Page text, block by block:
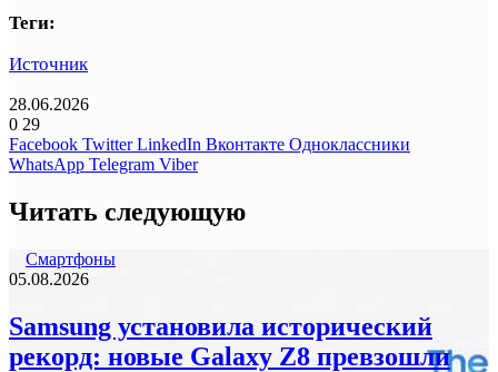
Теги:
Источник
28.06.2026
0 29
Facebook Twitter LinkedIn Вконтакте Одноклассники
WhatsApp Telegram Viber
Читать следующую
Смартфоны
05.08.2026
Samsung установила исторический
рекорд: новые Galaxy Z8 превзошли